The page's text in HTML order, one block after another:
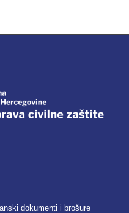
dokumenti i brošure